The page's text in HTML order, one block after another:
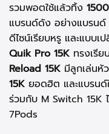
รวมพอตใช้แล้วทิ้ง
แบรนด์ดัง อย่างแบรนด์
ดีไซน์เรียบหรู และแบบ
Quik Pro 15K ทรงเรี
Reload 15K มีลูกเล่นหั
15K ยอดฮิต และแบรนด์
ร่วมกับ M Switch 15K
7Pods